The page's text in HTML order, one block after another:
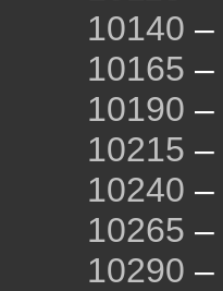
10140 –
10165 –
10190 –
10215 –
10240 –
10265 –
10290 –